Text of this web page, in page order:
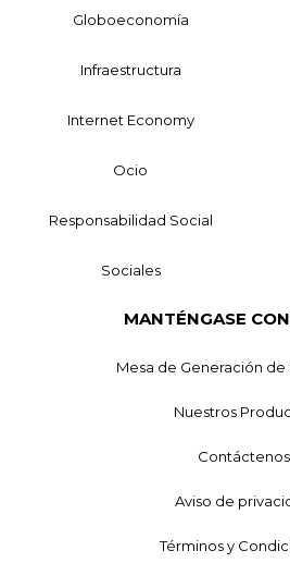
Globoeconomía
Infraestructura
Internet Economy
Ocio
Responsabilidad Social
Sociales
MANTÉNGASE
Mesa de Generación
Nuestros
Contáctenos
Aviso de
Términos y